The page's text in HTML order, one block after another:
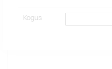
Kogus